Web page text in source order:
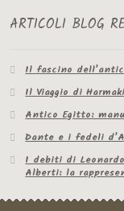
ARTICOLI BLOG
Il fascino
Il Viaggio di
Antico Egitto:
Dante e i fedeli
I debiti di
Alberti: la